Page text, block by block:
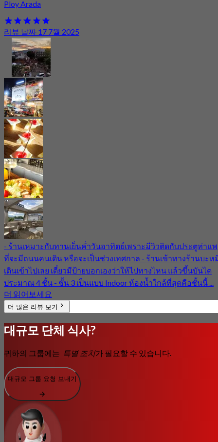
Ploy Arada
리뷰 날짜 17 7월 2025
- ร้านเหมาะกับทานเย็นค่ำวันอาทิตย์เพราะมีวิวติดกับประตูท่าแพ
ที่จะมีถนนคนเดิน หรือจะเป็นช่วงเทศกาล - ร้านเข้าทางร้านบะห
เดินเข้าไปเลย เดี๋ยวมีป้ายบอกเองว่าให้ไปทางไหน แล้วขึ้นบันได
ประมาณ 4 ชั้น - ชั้น 3 เป็นแบบ Indoor ห้องน้ำใกล้ที่สุดคือชั้นนี้ ...
더 읽어보세요
더 많은 리뷰 보기
대규모 단체 식사?
귀하의 그룹에는 특별 조치가 필요할 수 있습니다.
대규모 그룹 요청 보내기